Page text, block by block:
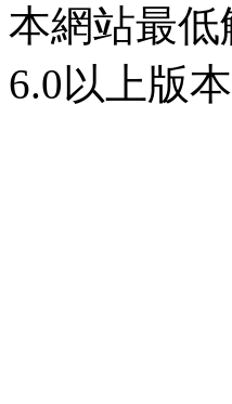
本網站最低
6.0以上版